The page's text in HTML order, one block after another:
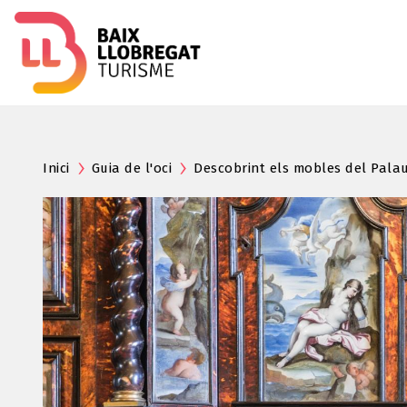
Inici Guia de l'oci Descobrint els mobles del